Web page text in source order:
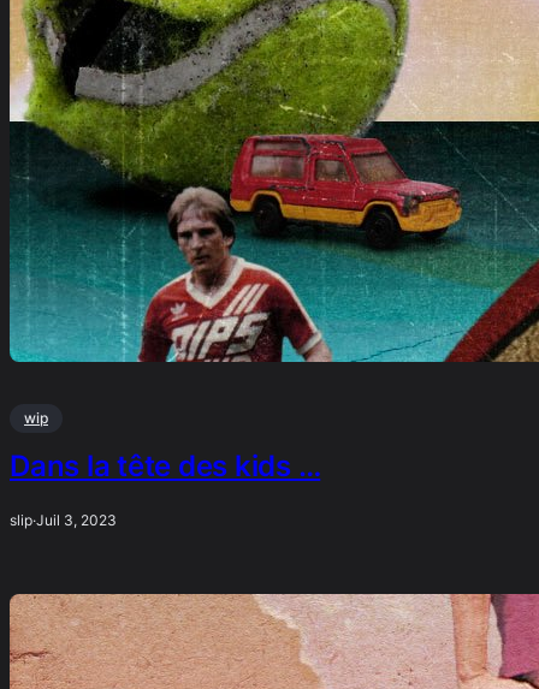
wip
Dans la tête des kids …
slip·Juil 3, 2023